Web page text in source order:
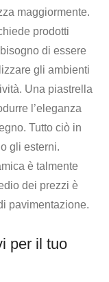
maggiormente.
prodotti
di essere
gli ambienti
Una piastrella
l’eleganza
Tutto ciò in
gli esterni.
è talmente
dei prezzi è
pavimentazione.
per il tuo